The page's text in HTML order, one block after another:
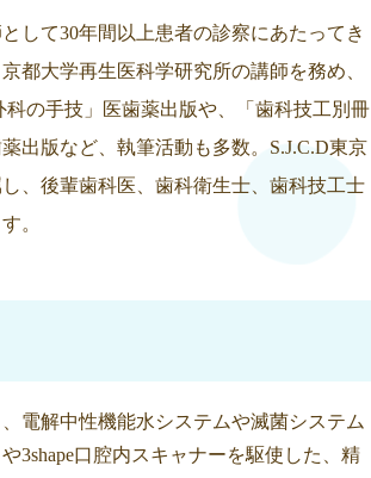
して30年間以上患者の診察にあたってき
都大学再生医科学研究所の講師を務め、
科の手技」医歯薬出版や、「歯科技工別冊
出版など、執筆活動も多数。S.J.C.D東京
、後輩歯科医、歯科衛生士、歯科技工士
。
電解中性機能水システムや滅菌システム
3shape口腔内スキャナーを駆使した、精